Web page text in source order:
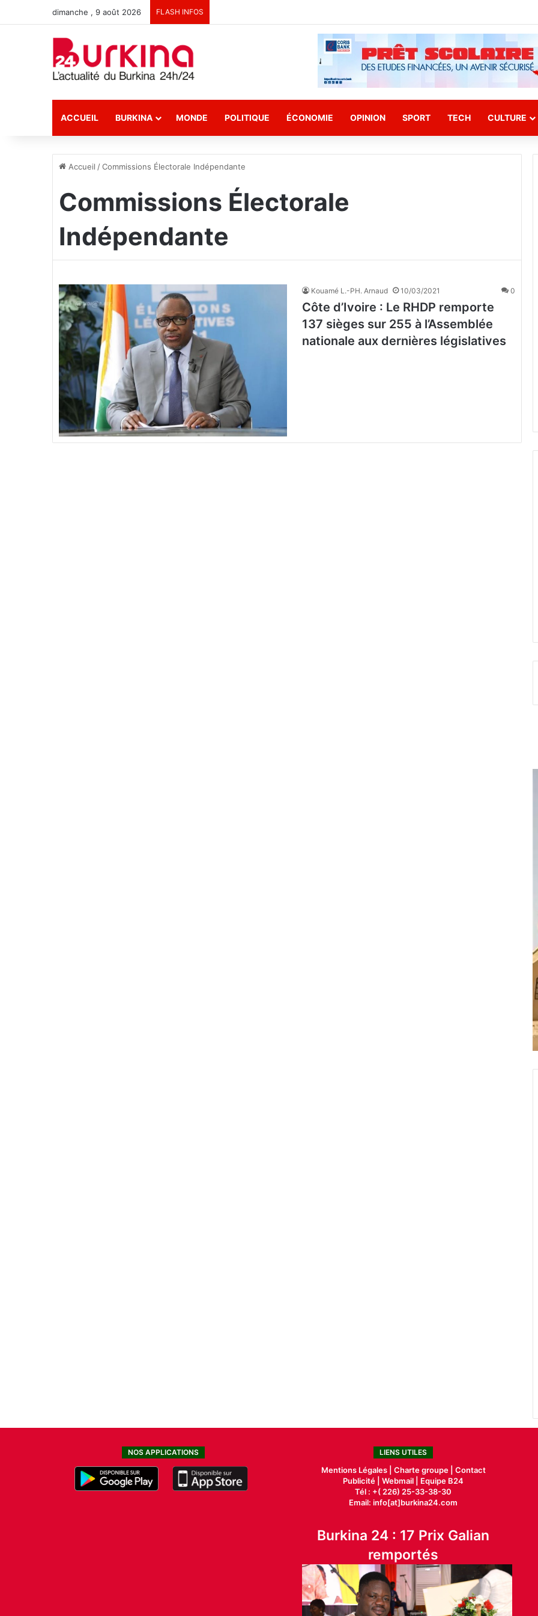
dimanche , 9 août 2026 FLASH INFOS
ACCUEIL BURKINA MONDE POLITIQUE ÉCONOMIE OPINION SPORT TECH CULTURE
Accueil /Commissions Électorale Indépendante
Commissions Électorale
Indépendante
Kouamé L.-PH. Arnaud 10/03/2021 0
Côte d’Ivoire : Le RHDP remporte
137 sièges sur 255 à l’Assemblée
nationale aux dernières législatives
NOS APPLICATIONS LIENS UTILES
Mentions Légales | Charte groupe | Contact
Publicité |Webmail |
Equipe B24
Tél : +( 226) 25-33-38-30
Email: info[at]burkina24.com
Burkina 24 : 17 Prix Galian
remportés